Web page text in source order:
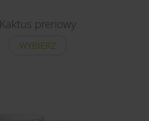
Kaktus preriowy
WYBIERZ